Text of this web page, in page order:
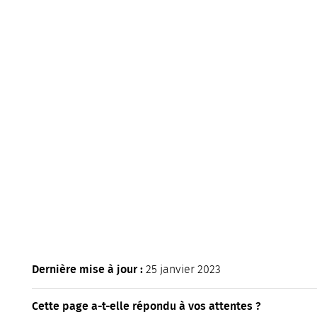
Dernière mise à jour : 25 janvier 2023
Cette page a-t-elle répondu à vos attentes ?